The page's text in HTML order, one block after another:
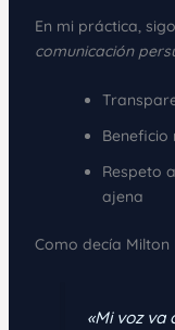
En mi práctica,
comunicación
Beneficio
Respeto
ajena
Como decía Milton
«Mi voz va